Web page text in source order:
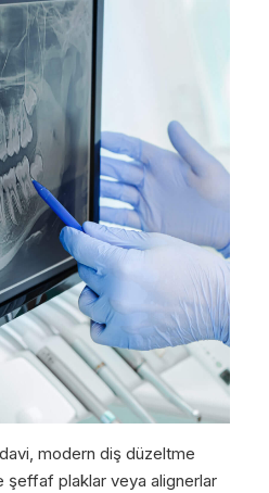
modern diş düzeltme
şeffaf plaklar veya alignerlar